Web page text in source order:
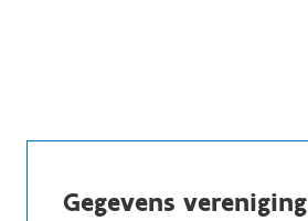
Gegevens vereniging